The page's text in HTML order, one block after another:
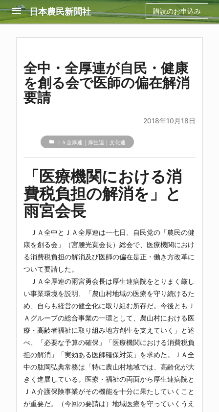
menu 日本農民新聞社 購読のお申込み
全中・全厚連が自民・健康
を創る会で医師の偏在解消
要請
2018年10月18日
folder ＪＡ全厚連｜厚生連｜文化連
「医療機関における消
費税負担の解消を」と
雨宮会長
ＪＡ全中とＪＡ全厚連は一七日、自民党の「農民の健
康を創る会」（宮腰光寛会長）総会で、医療機関におけ
る消費税負担の解消及び医師の偏在是正・働き方改革に
ついて要請した。
ＪＡ全厚連の雨宮勇会長は厚生連病院をとりまく厳し
い事業環境を説明、「農山村地域の医療を守り続けるた
め、自らも経営の健全化に取り組む所存だ。今後ともＪ
Ａグループの総合事業の一環として、農山村における医
療・高齢者福祉に取り組み地方創生を支えていく」と述
べ、「必要な予算の確保」「医療機関における消費税負
担の解消」「実効ある医師確保対策」を求めた。ＪＡ全
中の肱岡弘典常務は「特に農山村地域では、高齢化が大
きく進展している。医療・福祉の両面から厚生連病院と
ＪＡ介護保険事業がその機能を十分に果たしていくこと
が重要だ。（今回の要請は）地域医療を守っていくうえ